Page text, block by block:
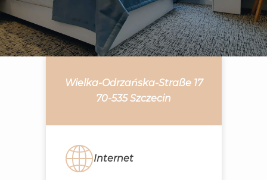
Wielka-Odrzańska-Straße 17
70-535 Szczecin
Internet